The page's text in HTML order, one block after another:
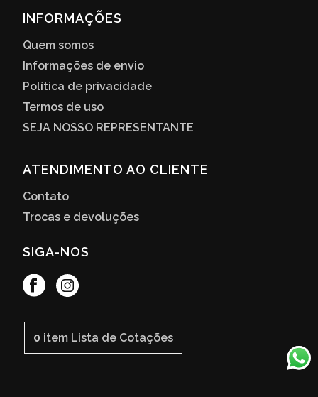
INFORMAÇÕES
Quem somos
Informações de envio
Política de privacidade
Termos de uso
SEJA NOSSO REPRESENTANTE
ATENDIMENTO AO CLIENTE
Contato
Trocas e devoluções
SIGA-NOS
0 item Lista de Cotações